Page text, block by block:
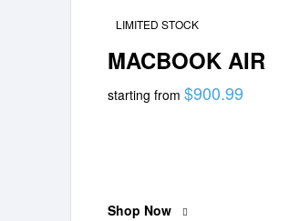
LIMITED STOCK
MACBOOK AIR
starting from $900.99
Shop Now